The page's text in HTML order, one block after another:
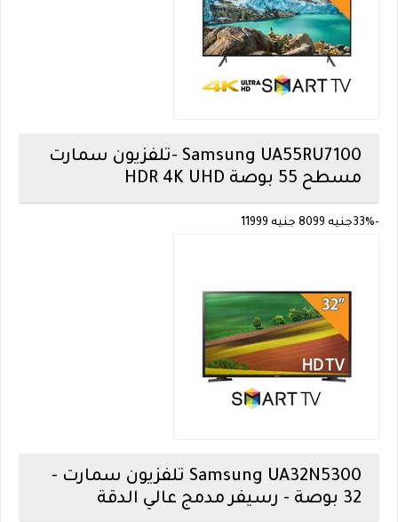
Samsung UA55RU7100 -تلفزيون سمارت
مسطح 55 بوصة HDR 4K UHD
-33% جنيه 8099 جنيه 11999
Samsung UA32N5300 تلفزيون سمارت -
32 بوصة - رسيفر مدمج عالي الدقة